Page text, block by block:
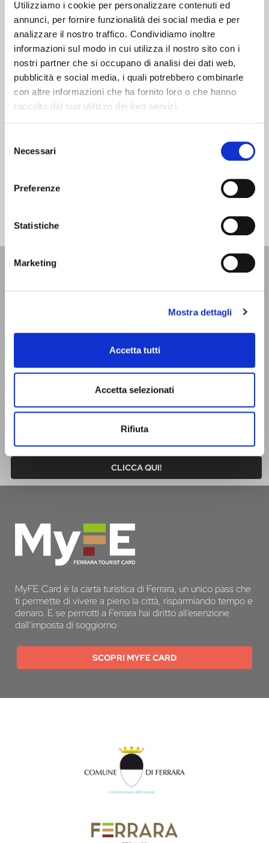
Utilizziamo i cookie per personalizzare contenuti ed
annunci, per fornire funzionalità dei social media e per
analizzare il nostro traffico. Condividiamo inoltre
informazioni sul modo in cui utilizza il nostro sito con i
nostri partner che si occupano di analisi dei dati web,
pubblicità e social media, i quali potrebbero combinarle
con altre informazioni che ha fornito loro o che hanno
raccolto dal suo utilizzo dei loro servizi.
delNecessari
Preferenze
Statistiche
Marketing
Mostra dettagli
Accetta tutti
Accetta selezionati
Rifiuta
STORIE
San Valentino a
Ferrara: l'amore
segreto di
Lucrezia Borgia
STORIE
Una vita dietro le
quinte del
cimitero ebraico
STORIE
Che fine ha fatto
E ACCOGLIENZA TURISTICA - IAT
Si trova presso il Castello Estense, al piano terra, e si affaccia
sul cortile interno. È aperto lunedì - sabato dalle 9 alle 18 |
SEI UN OPERATORE TURISTICO E VUOI ESSERE
CLICCA QUI!
MyFE Card è la carta turistica di Ferrara, un unico pass che
ti permette di vivere a pieno la città, risparmiando tempo e
denaro. E se pernotti a Ferrara hai diritto all’esenzione
dall’imposta di soggiorno
SCOPRI MYFE CARD